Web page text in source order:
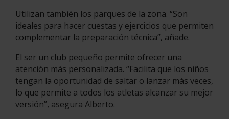
Utilizan también los parques de la zona. “Son
ideales para hacer cuestas y ejercicios que permiten
complementar la preparación técnica”, añade.
El ser un club pequeño permite ofrecer una
atención más personalizada. “Facilita que los niños
tengan la oportunidad de saltar o lanzar más veces,
lo que permite a todos los atletas alcanzar su mejor
versión”, asegura Alberto.